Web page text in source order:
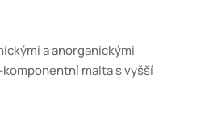
a anorganickými
malta s vyšší